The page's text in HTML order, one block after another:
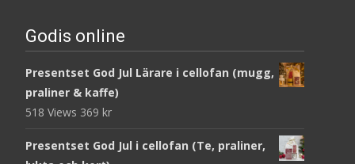
Godis online
Presentset God Jul Lärare i cellofan (mugg,
praliner & kaffe)
518 Views 369 kr
Presentset God Jul i cellofan (Te, praliner,